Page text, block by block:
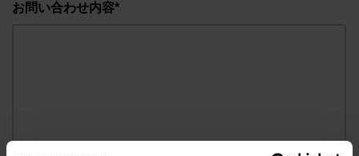
お問い合わせ内容*